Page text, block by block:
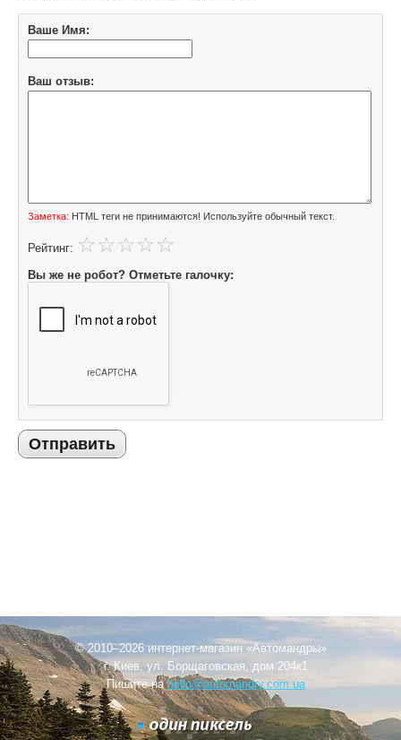
Ваше Имя:
Ваш отзыв:
Заметка: HTML теги не принимаются! Используйте обычный текст.
Рейтинг:
Вы же не робот? Отметьте галочку:
Отправить
© 2010–2026 интернет-магазин «Автомандры»
г. Киев, ул. Борщаговская, дом 204к1
Пишите наhello@automandry.com.ua